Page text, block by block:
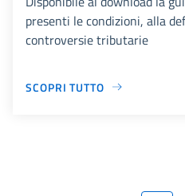
presenti le condizioni, alla
controversie tributarie
SCOPRI TUTTO